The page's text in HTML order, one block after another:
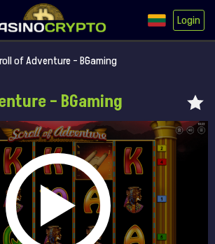
Login
of Adventure – BGaming
– BGaming